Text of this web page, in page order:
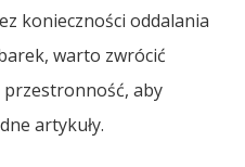
konieczności oddalania
warto zwrócić
aby
artykuły.